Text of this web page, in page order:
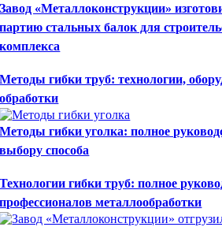
Завод «Металлоконструкции»
партию стальных балок для
комплекса
Методы гибки труб: технологии,
обработки
Методы гибки уголка: полное
выбору способа
Технологии гибки труб: полное
профессионалов металлообработки